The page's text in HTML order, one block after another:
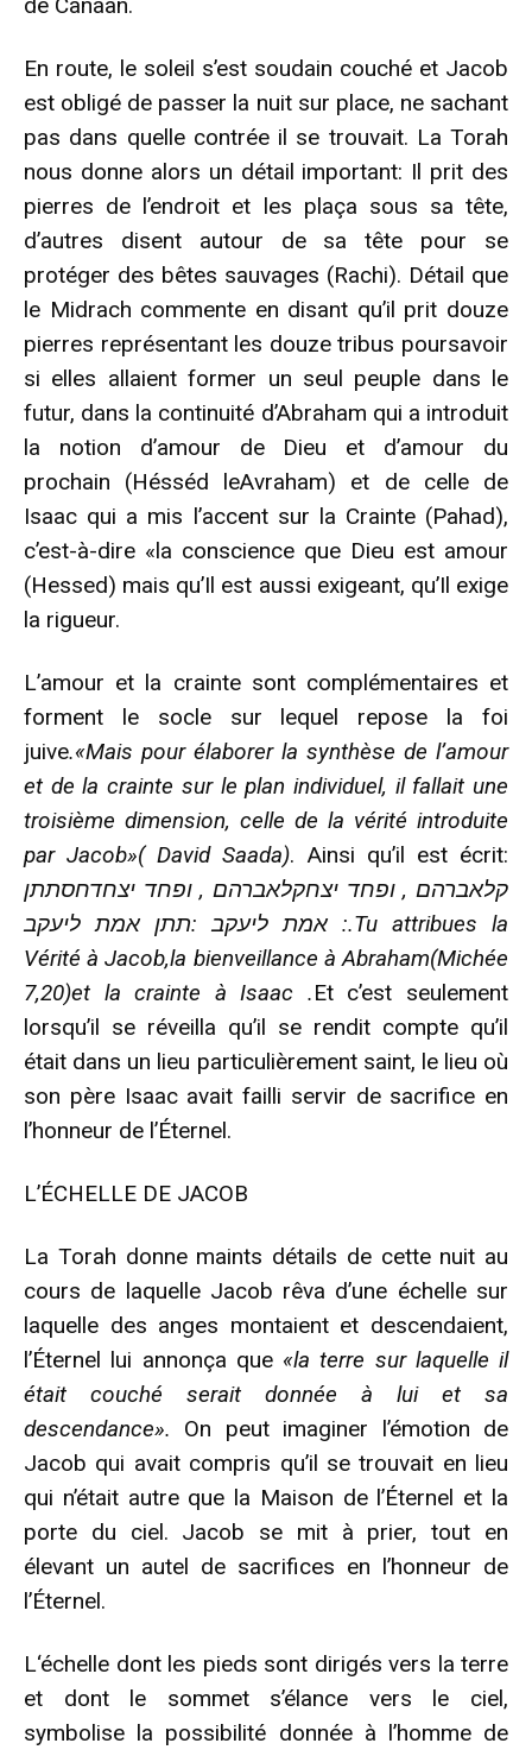
de Canaan.
En route, le soleil s’est soudain couché et Jacob
est obligé de passer la nuit sur place, ne sachant
pas dans quelle contrée il se trouvait. La Torah
nous donne alors un détail important: Il prit des
pierres de l’endroit et les plaça sous sa tête,
d’autres disent autour de sa tête pour se
protéger des bêtes sauvages (Rachi). Détail que
le Midrach commente en disant qu’il prit douze
pierres représentant les douze tribus poursavoir
si elles allaient former un seul peuple dans le
futur, dans la continuité d’Abraham qui a introduit
la notion d’amour de Dieu et d’amour du
prochain (Hésséd leAvraham) et de celle de
Isaac qui a mis l’accent sur la Crainte (Pahad),
c’est-à-dire «la conscience que Dieu est amour
(Hessed) mais qu’Il est aussi exigeant, qu’Il exige
la rigueur.
L’amour et la crainte sont complémentaires et
forment le socle sur lequel repose la foi
juive.«Mais pour élaborer la synthèse de l’amour
et de la crainte sur le plan individuel, il fallait une
troisième dimension, celle de la vérité introduite
par Jacob»( David Saada). Ainsi qu’il est écrit:
קלאברהם , ופחד יצחקלאברהם , ופחד יצחדחסתתן
אמת ליעקב :תתן אמת ליעקב :.Tu attribues la
Vérité à Jacob,la bienveillance à Abraham(Michée
7,20)et la crainte à Isaac .Et c’est seulement
lorsqu’il se réveilla qu’il se rendit compte qu’il
était dans un lieu particulièrement saint, le lieu où
son père Isaac avait failli servir de sacrifice en
l’honneur de l’Éternel.
L’ÉCHELLE DE JACOB
La Torah donne maints détails de cette nuit au
cours de laquelle Jacob rêva d’une échelle sur
laquelle des anges montaient et descendaient,
l’Éternel lui annonça que «la terre sur laquelle il
était couché serait donnée à lui et sa
descendance». On peut imaginer l’émotion de
Jacob qui avait compris qu’il se trouvait en lieu
qui n’était autre que la Maison de l’Éternel et la
porte du ciel. Jacob se mit à prier, tout en
élevant un autel de sacrifices en l’honneur de
l’Éternel.
L‘échelle dont les pieds sont dirigés vers la terre
et dont le sommet s’élance vers le ciel,
symbolise la possibilité donnée à l’homme de